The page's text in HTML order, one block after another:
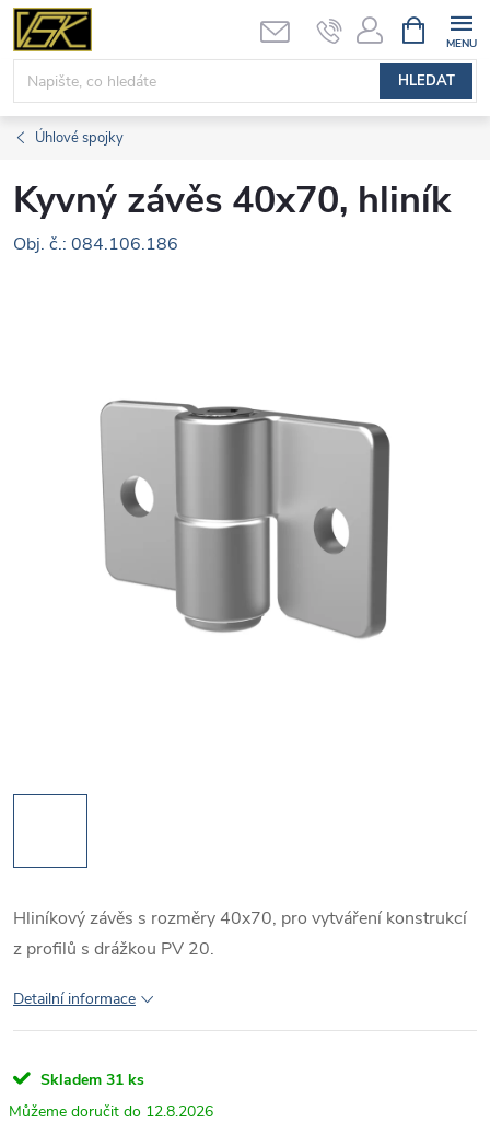
Přejít
obsah
HLEDAT
NÁKUPNÍ
KOŠÍK
Úhlové spojky
Kyvný závěs 40x70, hliník
Obj. č.: 084.106.186
Hliníkový závěs s rozměry 40x70, pro vytváření konstrukcí
z profilů s drážkou PV 20.
Detailní informace
Skladem 31 ks
12.8.2026